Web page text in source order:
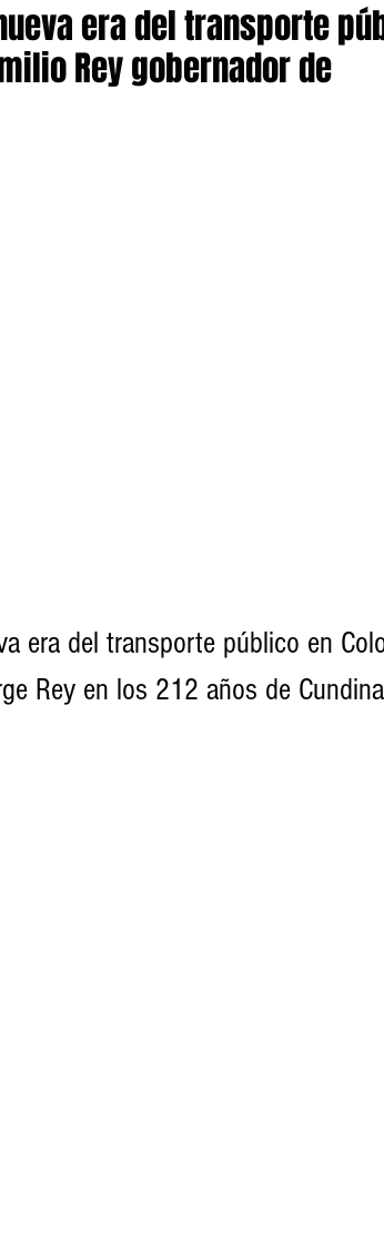
era del transporte
Rey gobernador de
era del transporte público en
Rey en los 212 años de